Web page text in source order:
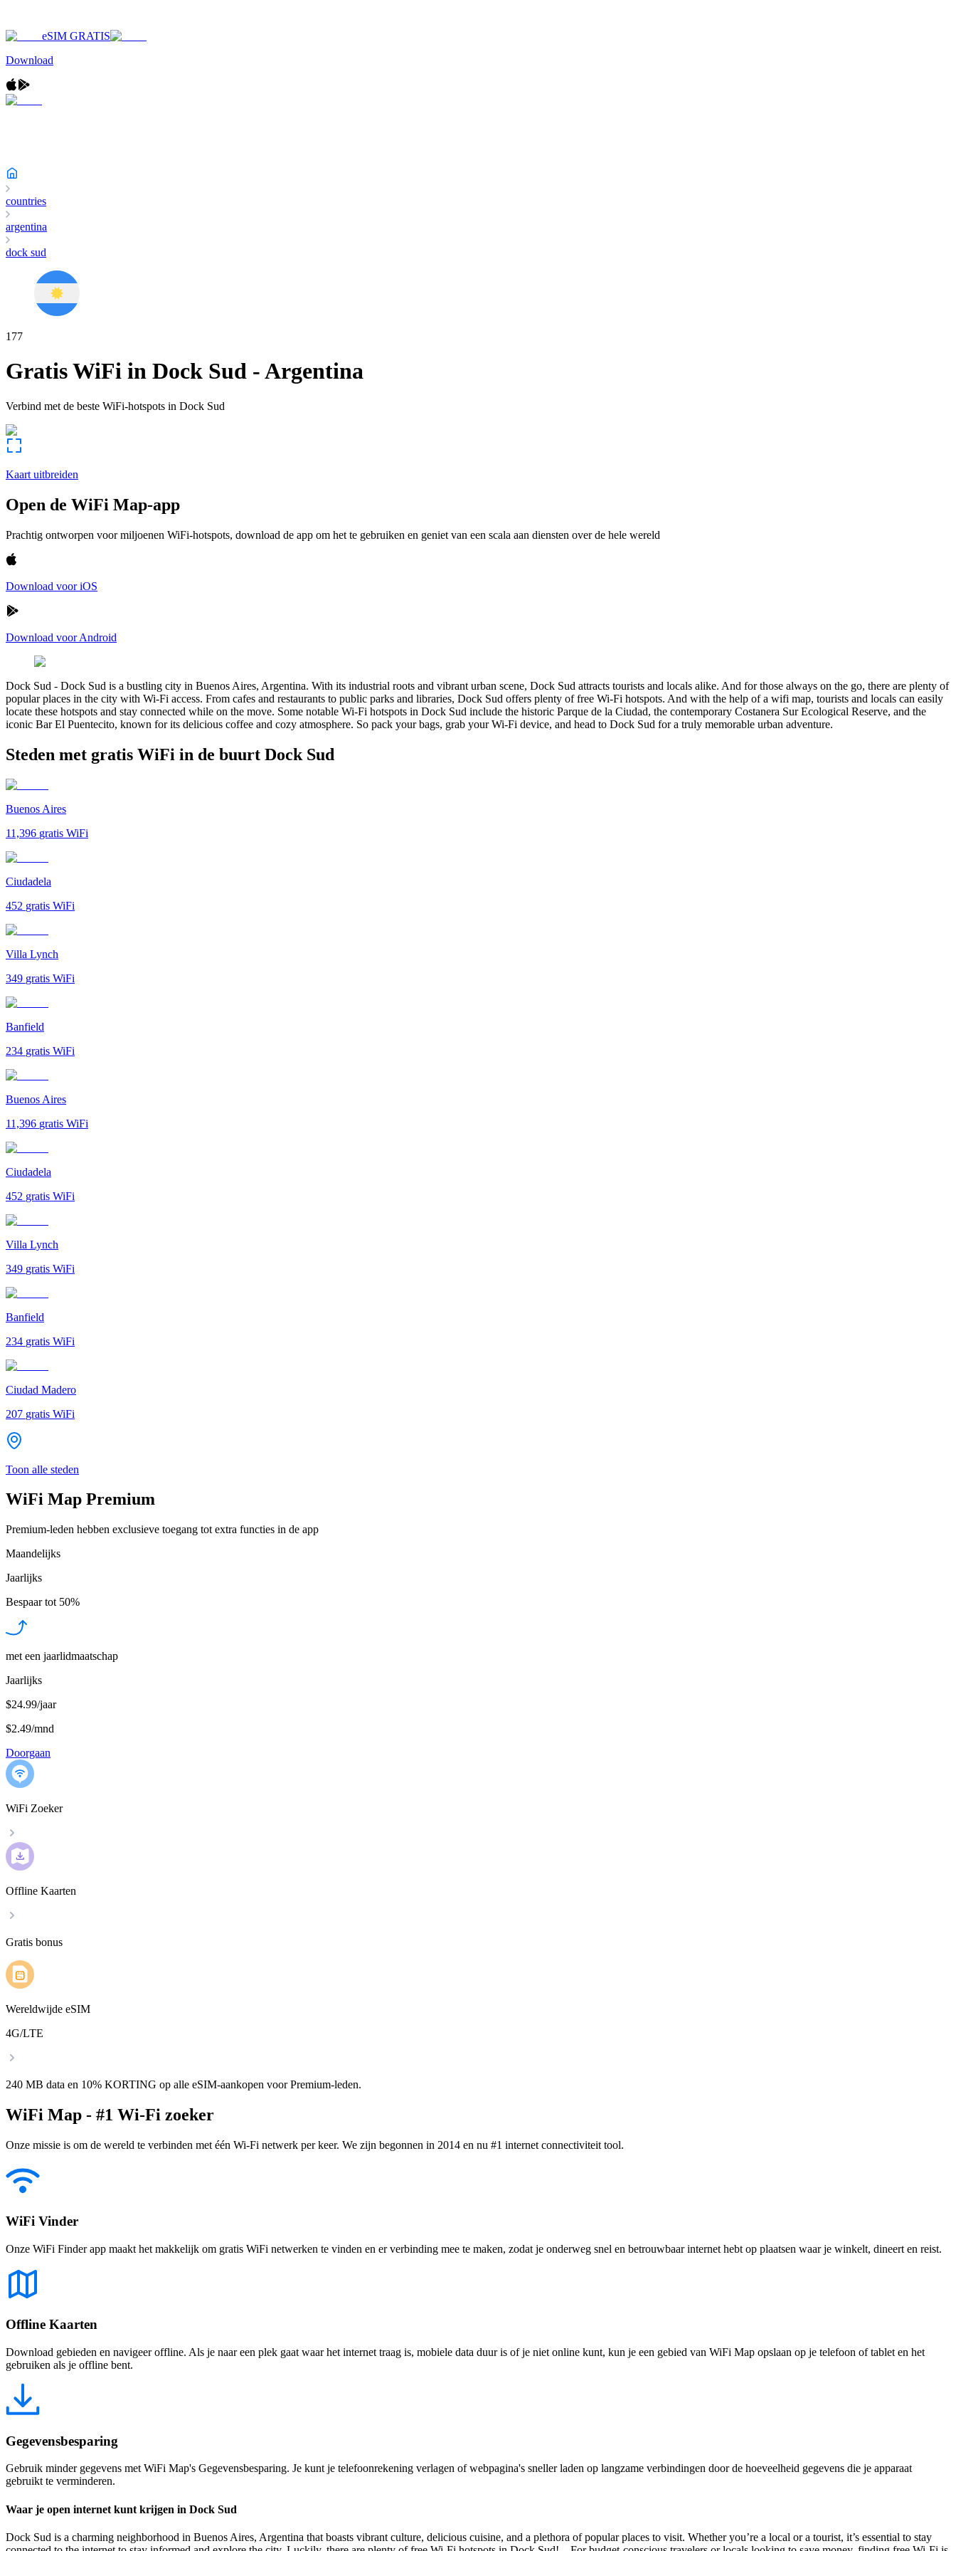
eSIM GRATIS
Download
countries
argentina
dock sud
177
Gratis WiFi in Dock Sud -Argentina
Verbind met de beste WiFi-hotspots in Dock Sud
Kaart uitbreiden
Open de WiFi Map-app
Prachtig ontworpen voor miljoenen WiFi-hotspots, download de app om het te gebruiken en geniet van een scala aan diensten over de hele wereld
Download voor iOS
Download voor Android
Dock Sud - Dock Sud is a bustling city in Buenos Aires, Argentina. With its industrial roots and vibrant urban scene, Dock Sud attracts tourists and locals alike. And for those always on the go, there are plenty of
popular places in the city with Wi-Fi access. From cafes and restaurants to public parks and libraries, Dock Sud offers plenty of free Wi-Fi hotspots. And with the help of a wifi map, tourists and locals can easily
locate these hotspots and stay connected while on the move. Some notable Wi-Fi hotspots in Dock Sud include the historic Parque de la Ciudad, the contemporary Costanera Sur Ecological Reserve, and the
iconic Bar El Puentecito, known for its delicious coffee and cozy atmosphere. So pack your bags, grab your Wi-Fi device, and head to Dock Sud for a truly memorable urban adventure.
Steden met gratis WiFi in de buurt Dock Sud
Buenos Aires
11,396 gratis WiFi
Ciudadela
452 gratis WiFi
Villa Lynch
349 gratis WiFi
Banfield
234 gratis WiFi
Buenos Aires
11,396 gratis WiFi
Ciudadela
452 gratis WiFi
Villa Lynch
349 gratis WiFi
Banfield
234 gratis WiFi
Ciudad Madero
207 gratis WiFi
Toon alle steden
WiFi Map Premium
Premium-leden hebben exclusieve toegang tot extra functies in de app
Maandelijks
Jaarlijks
Bespaar tot 50%
met een jaarlidmaatschap
Jaarlijks
$24.99/jaar
$2.49/mnd
Doorgaan
WiFi Zoeker
Offline Kaarten
Gratis bonus
Wereldwijde eSIM
4G/LTE
240 MB data en 10% KORTING op alle eSIM-aankopen voor Premium-leden.
WiFi Map - #1 Wi-Fi zoeker
Onze missie is om de wereld te verbinden met één Wi-Fi netwerk per keer. We zijn begonnen in 2014 en nu #1 internet connectiviteit tool.
WiFi Vinder
Onze WiFi Finder app maakt het makkelijk om gratis WiFi netwerken te vinden en er verbinding mee te maken, zodat je onderweg snel en betrouwbaar internet hebt op plaatsen waar je winkelt, dineert en reist.
Offline Kaarten
Download gebieden en navigeer offline. Als je naar een plek gaat waar het internet traag is, mobiele data duur is of je niet online kunt, kun je een gebied van WiFi Map opslaan op je telefoon of tablet en het
gebruiken als je offline bent.
Gegevensbesparing
Gebruik minder gegevens met WiFi Map's Gegevensbesparing. Je kunt je telefoonrekening verlagen of webpagina's sneller laden op langzame verbindingen door de hoeveelheid gegevens die je apparaat
gebruikt te verminderen.
Waar je open internet kunt krijgen in Dock Sud
Dock Sud is a charming neighborhood in Buenos Aires, Argentina that boasts vibrant culture, delicious cuisine, and a plethora of popular places to visit. Whether you’re a local or a tourist, it’s essential to stay